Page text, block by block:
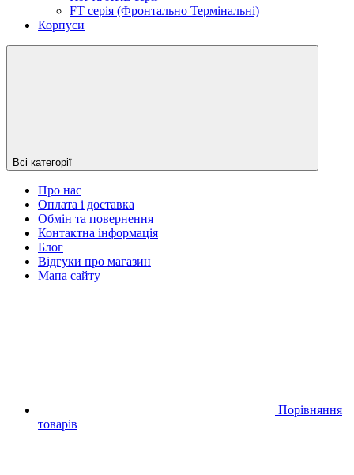
FT серія (Фронтально Термінальні)
Корпуси
Всі категорії
Про нас
Оплата і доставка
Обмін та повернення
Контактна інформація
Блог
Відгуки про магазин
Мапа сайту
Порівняння
товарів